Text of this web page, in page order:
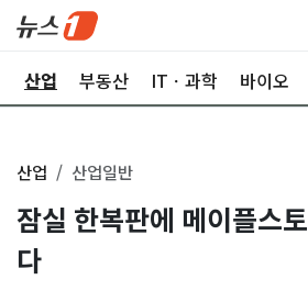
산업 부동산 ITㆍ과학 바이오
산업 산업일반
잠실 한복판에 메이플스
다